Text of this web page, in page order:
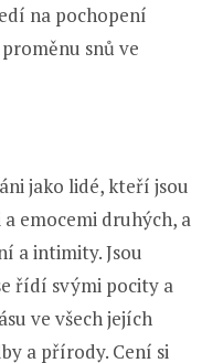
na pochopení
snů ve
jako lidé, kteří jsou
emocemi druhých, a
a intimity. Jsou
řídí svými pocity a
ve všech jejích
a přírody. Cení si